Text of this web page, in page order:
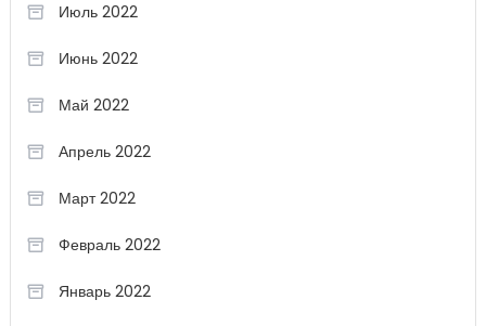
Июль 2022
Июнь 2022
Май 2022
Апрель 2022
Март 2022
Февраль 2022
Январь 2022